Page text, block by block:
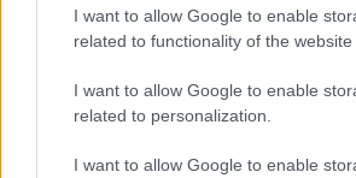
I want to allow Google to enable
related to functionality of the website
I want to allow Google to enable
related to personalization.
I want to allow Google to enable
9. ΥΑ ΑΕΑ εδώ
10. ΥΑ ΕΟΠΠΕΠ εδώ